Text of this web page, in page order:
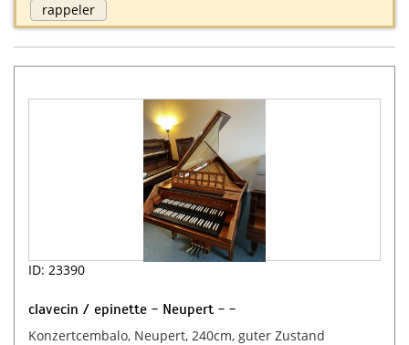
rappeler
ID: 23390
clavecin / epinette - Neupert - -
Konzertcembalo, Neupert, 240cm, guter Zustand